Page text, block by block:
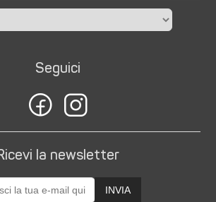
Seguici
la newsletter
INVIA